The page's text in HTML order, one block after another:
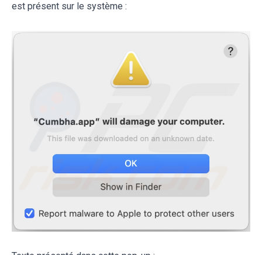
est présent sur le système :